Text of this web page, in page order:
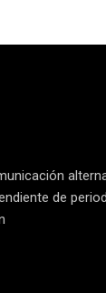
de